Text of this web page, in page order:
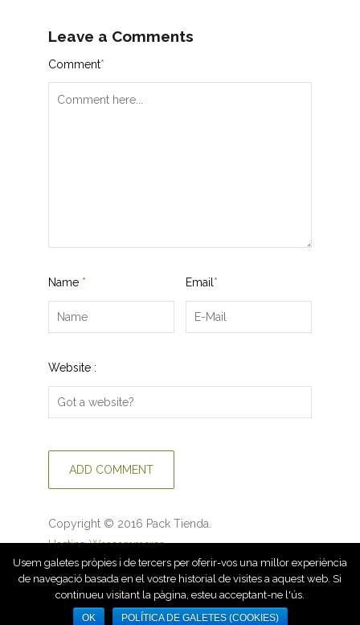
Leave a Comments
Comment*
Name * Email*
Website :
Copyright © 2016 Pack Tienda.
Hosting Woocommerce
Usem galetes pròpies i de tercers per oferir-vos una millor experiència
de navegació basada en el vostre historial de visites a aquest web. Si
continueu visitant la pàgina, esteu acceptant-ne l'ús.
OK POLÍTICA DE GALETES (COOKIES)